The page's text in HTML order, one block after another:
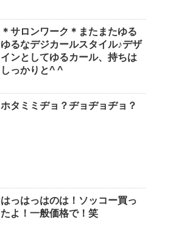
＊サロンワーク＊またまたゆる
ゆるなデジカールスタイル♪デザ
インとしてゆるカール、持ちは
しっかりと^ ^
ホタミミヂョ？ヂョヂョヂョ？
はっはっはのは！ソッコー買っ
たよ！一般価格で！笑